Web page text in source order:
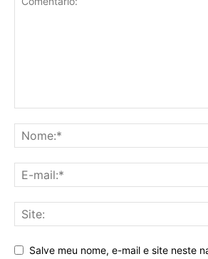
Salve meu nome, e-mail e site neste